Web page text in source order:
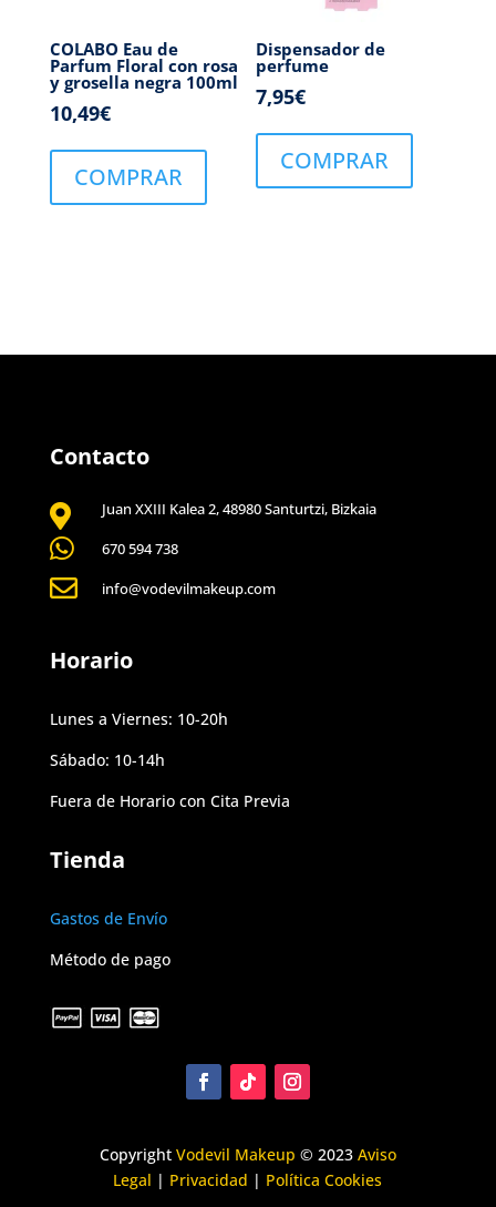
COLABO Eau de
Parfum Floral con rosa
y grosella negra 100ml
10,49€
COMPRAR
Dispensador de
perfume
7,95€
COMPRAR
Contacto
 Juan XXIII Kalea 2, 48980 Santurtzi, Bizkaia
 670 594 738
 info@vodevilmakeup.com
Horario
Lunes a Viernes: 10-20h
Sábado: 10-14h
Fuera de Horario con Cita Previa
Tienda
Gastos de Envío
Método de pago
Copyright Vodevil Makeup © 2023 Aviso
Legal | Privacidad | Política Cookies